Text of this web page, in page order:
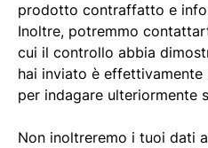
prodotto contraffatto e
Inoltre, potremmo
cui il controllo abbia
hai inviato è
per indagare ulteriormente
Non inoltreremo i tuoi dati